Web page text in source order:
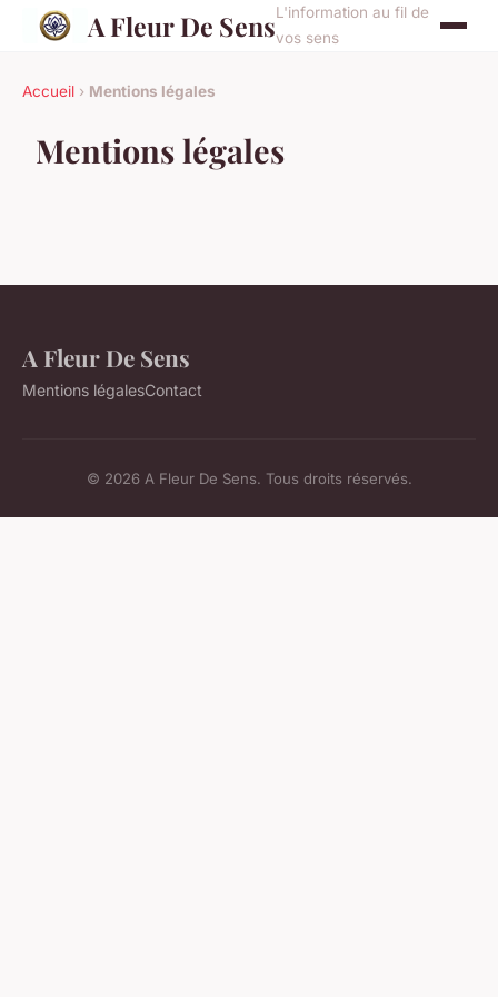
A Fleur De SensL'information au fil de
vos sens
Accueil › Mentions légales
Mentions légales
A Fleur De Sens
Mentions légalesContact
© 2026 A Fleur De Sens. Tous droits réservés.